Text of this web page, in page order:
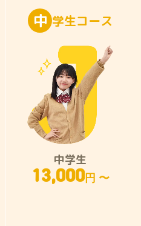
中 学生コース
中学生
13,000円 〜